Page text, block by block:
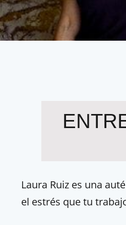
Laura Ruiz es una
el estrés que tu